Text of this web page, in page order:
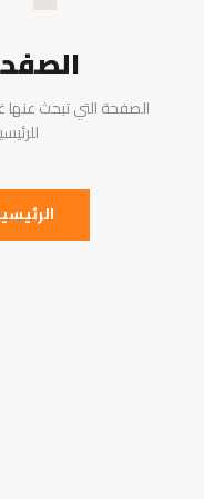
الصفحة التي تبحث